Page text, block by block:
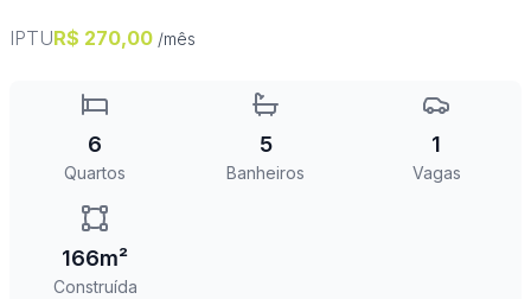
IPTUR$ 270,00 /mês
6
Quartos
5
Banheiros
1
Vagas
166m²
Construída